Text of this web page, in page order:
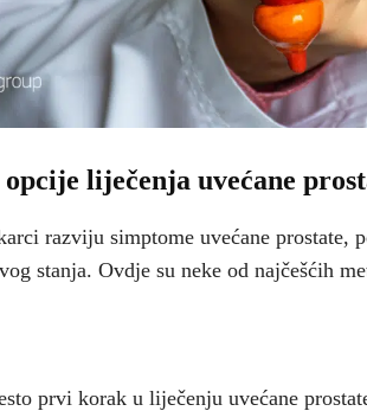
opcije liječenja uvećane
razviju simptome uvećane prostate,
stanja. Ovdje su neke od najčešćih
prvi korak u liječenju uvećane